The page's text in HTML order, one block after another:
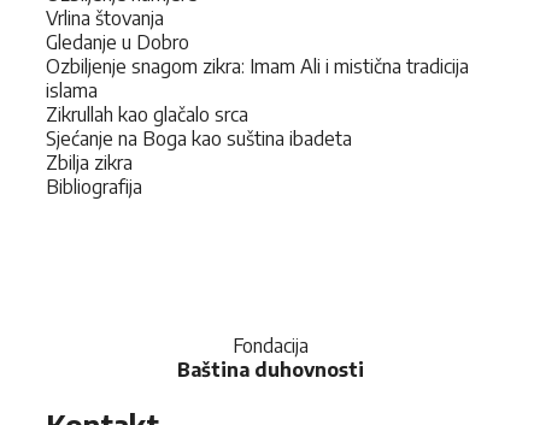
Vrlina štovanja
Gledanje u Dobro
Ozbiljenje snagom zikra: Imam Ali i mistična tradicija
islama
Zikrullah kao glačalo srca
Sjećanje na Boga kao suština ibadeta
Zbilja zikra
Bibliografija
Fondacija
Baština duhovnosti